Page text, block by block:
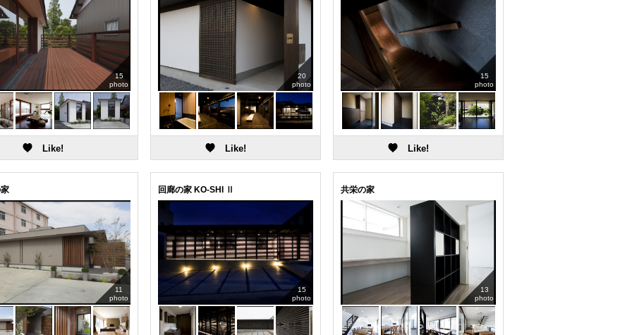
15
photo
20
photo
15
photo
11
photo
回廊の家 KO-SHI Ⅱ
15
photo
共栄の家
13
photo